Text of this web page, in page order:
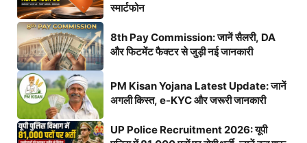
स्मार्टफोन
8th Pay Commission: जानें सैलरी, DA
और फिटमेंट फैक्टर से जुड़ी नई जानकारी
PM Kisan Yojana Latest Update: जानें
अगली किस्त, e-KYC और जरूरी जानकारी
UP Police Recruitment 2026: यूपी